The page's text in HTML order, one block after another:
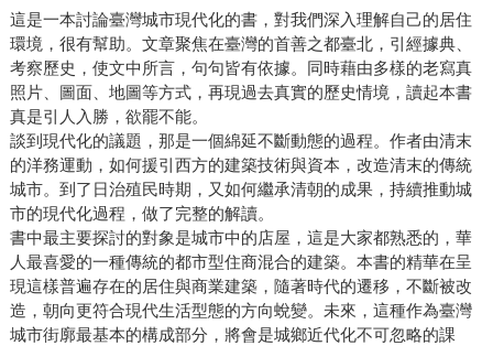
這是一本討論臺灣城市現代化的書，對我們深入理解自己的居住
環境，很有幫助。文章聚焦在臺灣的首善之都臺北，引經據典、
考察歷史，使文中所言，句句皆有依據。同時藉由多樣的老寫真
照片、圖面、地圖等方式，再現過去真實的歷史情境，讀起本書
真是引人入勝，欲罷不能。
談到現代化的議題，那是一個綿延不斷動態的過程。作者由清末
的洋務運動，如何援引西方的建築技術與資本，改造清末的傳統
城市。到了日治殖民時期，又如何繼承清朝的成果，持續推動城
市的現代化過程，做了完整的解讀。
書中最主要探討的對象是城市中的店屋，這是大家都熟悉的，華
人最喜愛的一種傳統的都市型住商混合的建築。本書的精華在呈
現這樣普遍存在的居住與商業建築，隨著時代的遷移，不斷被改
造，朝向更符合現代生活型態的方向蛻變。未來，這種作為臺灣
城市街廓最基本的構成部分，將會是城鄉近代化不可忽略的課